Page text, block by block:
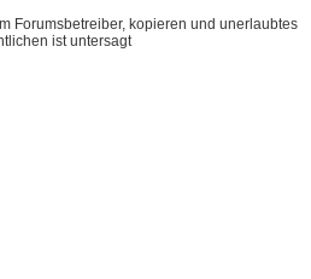
Forumsbetreiber, kopieren und unerlaubtes
ist untersagt